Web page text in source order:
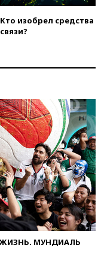
На границе
тысячи грузовиков
в 2026 году
над Россией
Велосипедист
атаке FPV-дрона в
области
Лидию Невзорову
по делу о
Суд США
остановить
Кто изобрел средства
связи?
МУНДИАЛЬ